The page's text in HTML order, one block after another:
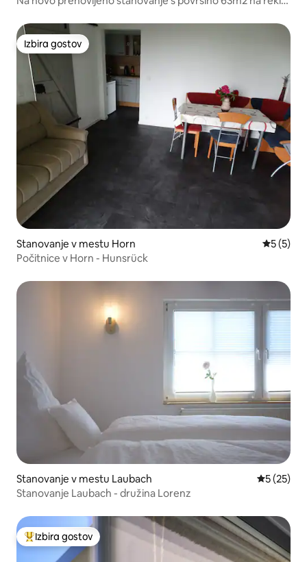
Izbira gostov
Izbira gostov
Stanovanje v mestu Horn
5 (5)
Počitnice v Horn - Hunsrück
Stanovanje v mestu Laubach
5 (25)
Stanovanje Laubach - družina Lorenz
Najbolj priljubljena prenočišča z značko »Izbira gostov«
Izbira gostov